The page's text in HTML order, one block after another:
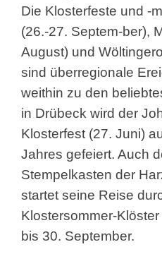
Die Klosterfeste und -
(26.-27. Septem-ber),
August) und
sind überregionale
weithin zu den
in Drübeck wird der
Klosterfest (27. Juni)
Jahres gefeiert. Auch
Stempelkasten der
startet seine Reise
Klostersommer-
bis 30. September.